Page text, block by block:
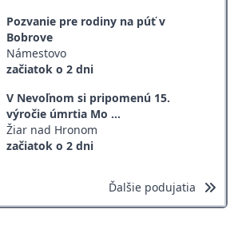
Pozvanie pre rodiny na púť v
Bobrove
Námestovo
začiatok o 2 dni
V Nevoľnom si pripomenú 15.
výročie úmrtia Mo ...
Žiar nad Hronom
začiatok o 2 dni
Ďalšie podujatia